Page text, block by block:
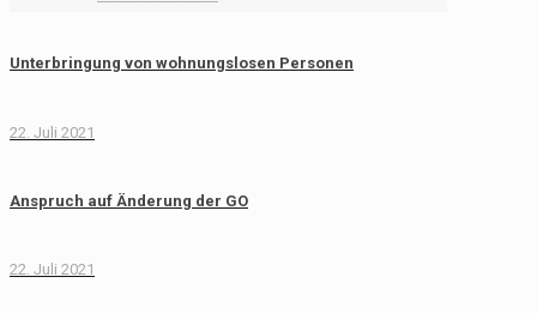
Unterbringung von wohnungslosen Personen
22. Juli 2021
Anspruch auf Änderung der GO
22. Juli 2021